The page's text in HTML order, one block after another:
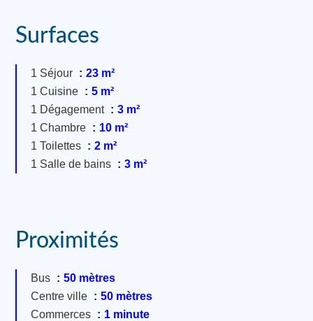
Surfaces
1 Séjour
23 m²
1 Cuisine
5 m²
1 Dégagement
3 m²
1 Chambre
10 m²
1 Toilettes
2 m²
1 Salle de bains
3 m²
Proximités
Bus
50 mètres
Centre ville
50 mètres
Commerces
1 minute